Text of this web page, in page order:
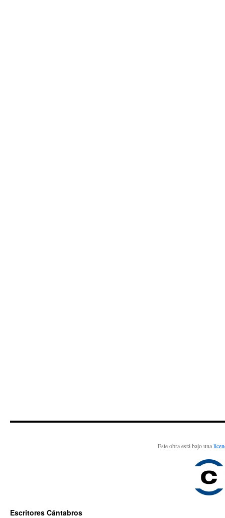
Este obra está bajo una
Escritores Cántabros